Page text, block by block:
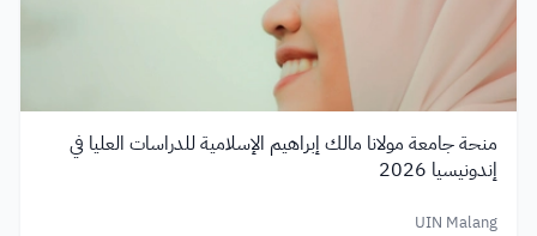
منحة جامعة مولانا مالك إبراهيم الإسلامية للدراسات العليا في
إندونيسيا 2026
UIN Malang